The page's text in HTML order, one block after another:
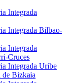
Integrada
Integrada Bilbao-
Integrada
Cruces
Integrada Uribe
de Bizkaia